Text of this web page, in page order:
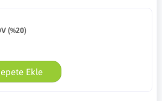
(%20)
Ekle